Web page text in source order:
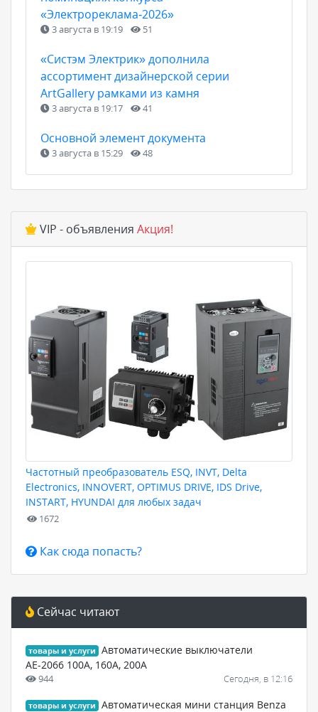
«Электрореклама‑2026»
3 августа в 19:19 51
«Систэм Электрик» дополнила
ассортимент дизайнерской серии
ArtGallery рамками из камня
3 августа в 19:17 41
Основной элемент документа
3 августа в 15:29 48
VIP - объявления Акция!
Частотный преобразователь ESQ, INVT, Delta
Electronics, INNOVERT, OPTIMUS DRIVE, IDS Drive,
INSTART, HYUNDAI для любых задач
1672
Как сюда попасть?
Сейчас читают
товары и услуги
Автоматические выключатели
АЕ-2066 100А, 160А, 200А
944 Сегодня, в 12:16
товары и услуги
Автоматическая мини станция Benza